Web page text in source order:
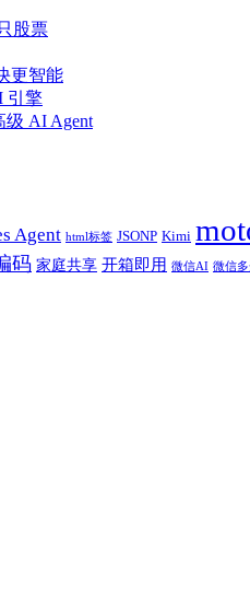
股票
更智能
引擎
AI Agent
Agent html标签 JSONP Kimi
码 家庭共享 开箱即用 微信AI 微信